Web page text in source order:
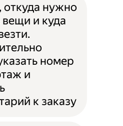
откуда нужно
вещи и куда
номер
и
к заказу